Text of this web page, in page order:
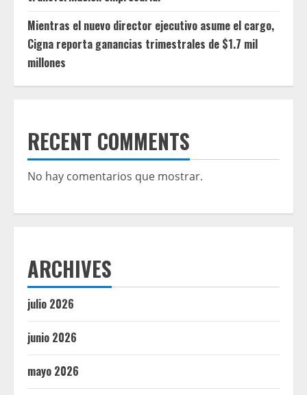
Mientras el nuevo director ejecutivo asume el cargo,
Cigna reporta ganancias trimestrales de $1.7 mil
millones
RECENT COMMENTS
No hay comentarios que mostrar.
ARCHIVES
julio 2026
junio 2026
mayo 2026